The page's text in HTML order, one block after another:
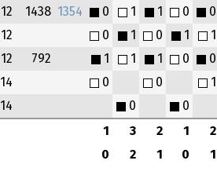
1 3 2 1 2
0 2 1 0 1
1438 1354 0 1 1 0 0
0 1 0 1 1
792 1 1 1 0 0
0 0 1
0 0